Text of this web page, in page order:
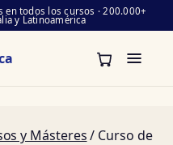
en todos los cursos · 200.000+
y Latinoamérica
y Másteres/ Curso de